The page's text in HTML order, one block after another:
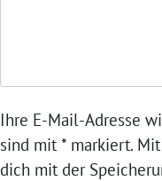
Ihre E-Mail-Adresse
sind mit * markiert.
dich mit der